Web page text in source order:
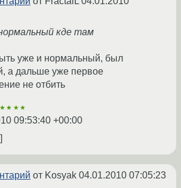
кде там
уже и нормальный, был
а дальше уже первое
не отбить
09:53:40 +00:00
от Kosyak 04.01.2010 07:05:23